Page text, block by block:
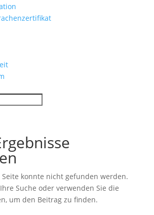
Seite konnte nicht gefunden werden.
Suche oder verwenden Sie die
um den Beitrag zu finden.